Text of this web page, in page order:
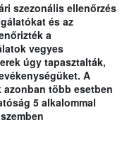
szezonális ellenőrzés
és az
a
vegyes
úgy tapasztalták,
A
több esetben
5 alkalommal